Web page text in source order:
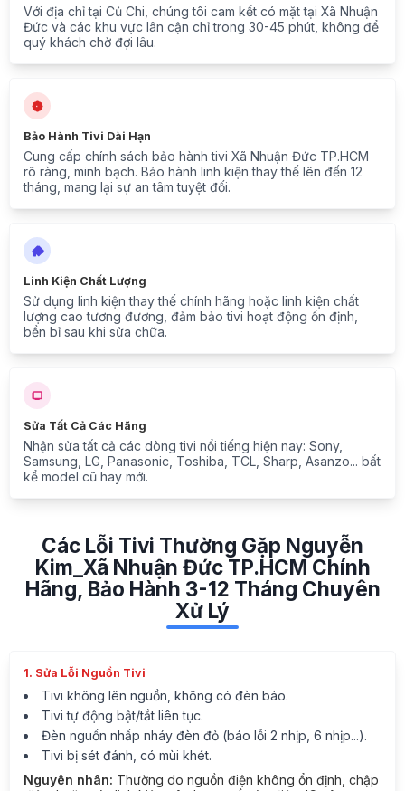
Với địa chỉ tại Củ Chi, chúng tôi cam kết có mặt tại Xã Nhuận
Đức và các khu vực lân cận chỉ trong 30-45 phút, không để
quý khách chờ đợi lâu.
Bảo Hành Tivi Dài Hạn
Cung cấp chính sách bảo hành tivi Xã Nhuận Đức TP.HCM
rõ ràng, minh bạch. Bảo hành linh kiện thay thế lên đến 12
tháng, mang lại sự an tâm tuyệt đối.
Linh Kiện Chất Lượng
Sử dụng linh kiện thay thế chính hãng hoặc linh kiện chất
lượng cao tương đương, đảm bảo tivi hoạt động ổn định,
bền bỉ sau khi sửa chữa.
Sửa Tất Cả Các Hãng
Nhận sửa tất cả các dòng tivi nổi tiếng hiện nay: Sony,
Samsung, LG, Panasonic, Toshiba, TCL, Sharp, Asanzo... bất
kể model cũ hay mới.
Các Lỗi Tivi Thường Gặp Nguyễn
Kim_Xã Nhuận Đức TP.HCM Chính
Hãng, Bảo Hành 3-12 Tháng Chuyên
Xử Lý
1. Sửa Lỗi Nguồn Tivi
Tivi không lên nguồn, không có đèn báo.
Tivi tự động bật/tắt liên tục.
Đèn nguồn nhấp nháy đèn đỏ (báo lỗi 2 nhịp, 6 nhịp...).
Tivi bị sét đánh, có mùi khét.
Nguyên nhân: Thường do nguồn điện không ổn định, chập